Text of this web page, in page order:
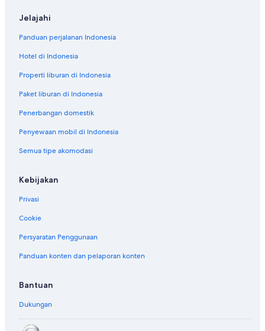
Jelajahi
Panduan perjalanan Indonesia
Hotel di Indonesia
Properti liburan di Indonesia
Paket liburan di Indonesia
Penerbangan domestik
Penyewaan mobil di Indonesia
Semua tipe akomodasi
Kebijakan
Privasi
Cookie
Persyaratan Penggunaan
Panduan konten dan pelaporan konten
Bantuan
Dukungan